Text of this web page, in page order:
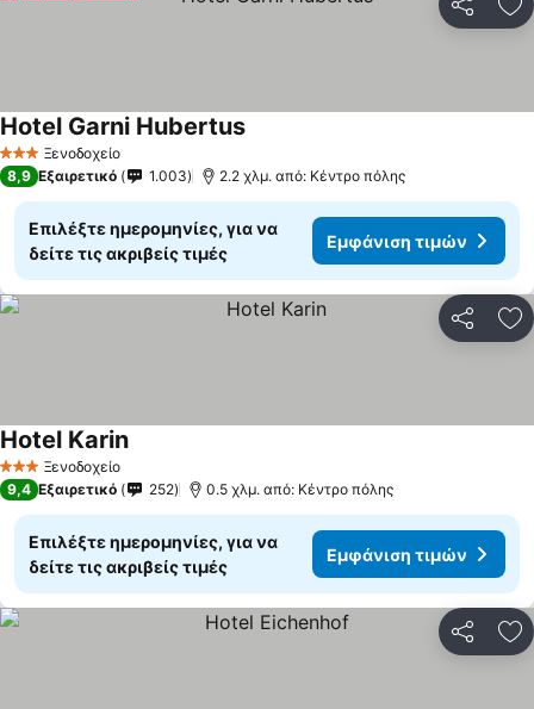
3 ΑστέριαΞενοδοχείο
Hotel Garni Hubertus
8,9 Εξαιρετικό 1.003 2.2 χλμ. από: Κέντρο πόλης
Επιλέξτε ημερομηνίες, για να
δείτε τις ακριβείς τιμές
Εμφάνιση τιμών
3 ΑστέριαΞενοδοχείο
Hotel Karin
9,4 Εξαιρετικό 252 0.5 χλμ. από: Κέντρο πόλης
Επιλέξτε ημερομηνίες, για να
δείτε τις ακριβείς τιμές
Εμφάνιση τιμών